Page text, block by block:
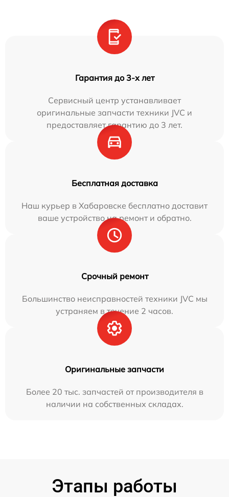
Гарантия до 3-х лет
Сервисный центр устанавливает
оригинальные запчасти техники JVC и
предоставляет гарантию до 3 лет.
Бесплатная доставка
Наш курьер в Хабаровске бесплатно доставит
ваше устройство на ремонт и обратно.
Срочный ремонт
Большинство неисправностей техники JVC мы
устраняем в течение 2 часов.
Оригинальные запчасти
Более 20 тыс. запчастей от производителя в
наличии на собственных складах.
Этапы работы